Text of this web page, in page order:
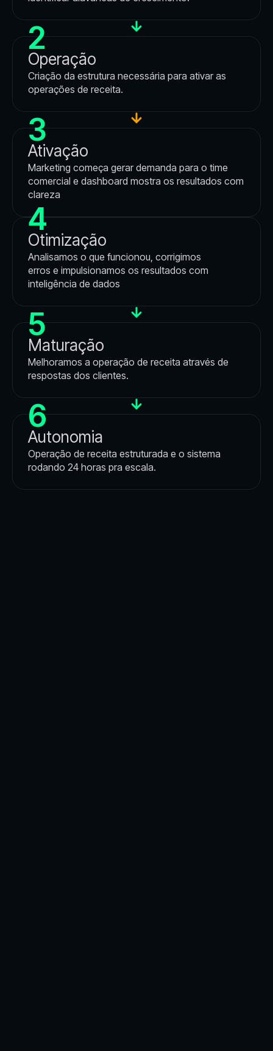
2
Operação
Criação da estrutura necessária para ativar as
operações de receita.
3
Ativação
Marketing começa gerar demanda para o time
comercial e dashboard mostra os resultados com
clareza
4
Otimização
Analisamos o que funcionou, corrigimos
erros e impulsionamos os resultados com
inteligência de dados
5
Maturação
Melhoramos a operação de receita através de
respostas dos clientes.
6
Autonomia
Operação de receita estruturada e o sistema
rodando 24 horas pra escala.